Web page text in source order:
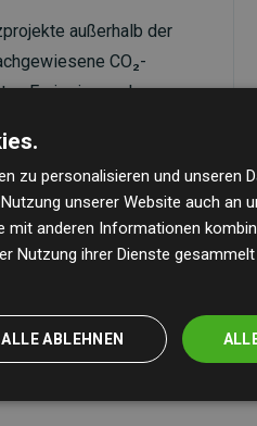
außerhalb der
CO₂-
Emissionen der
Informationen
zu personalisieren und unseren
unserer Website auch an
anderen Informationen
Nutzung ihrer Dienste gesammelt
ALLE ABLEHNEN